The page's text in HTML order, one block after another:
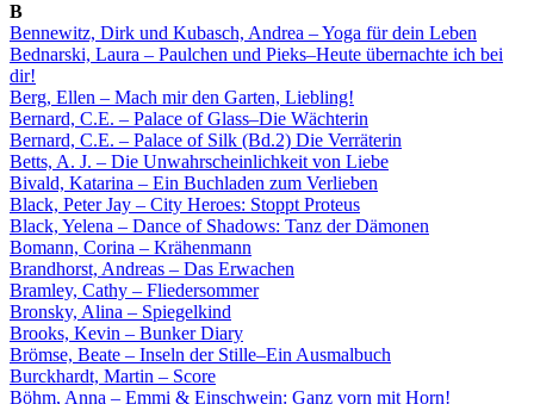
B
Bennewitz, Dirk und Kubasch, Andrea – Yoga für dein Leben
Bednarski, Laura – Paulchen und Pieks–Heute übernachte ich bei
dir!
Berg, Ellen – Mach mir den Garten, Liebling!
Bernard, C.E. – Palace of Glass–Die Wächterin
Bernard, C.E. – Palace of Silk (Bd.2) Die Verräterin
Betts, A. J. – Die Unwahrscheinlichkeit von Liebe
Bivald, Katarina – Ein Buchladen zum Verlieben
Black, Peter Jay – City Heroes: Stoppt Proteus
Black, Yelena – Dance of Shadows: Tanz der Dämonen
Bomann, Corina – Krähenmann
Brandhorst, Andreas – Das Erwachen
Bramley, Cathy – Fliedersommer
Bronsky, Alina – Spiegelkind
Brooks, Kevin – Bunker Diary
Brömse, Beate – Inseln der Stille–Ein Ausmalbuch
Burckhardt, Martin – Score
Böhm, Anna – Emmi & Einschwein: Ganz vorn mit Horn!